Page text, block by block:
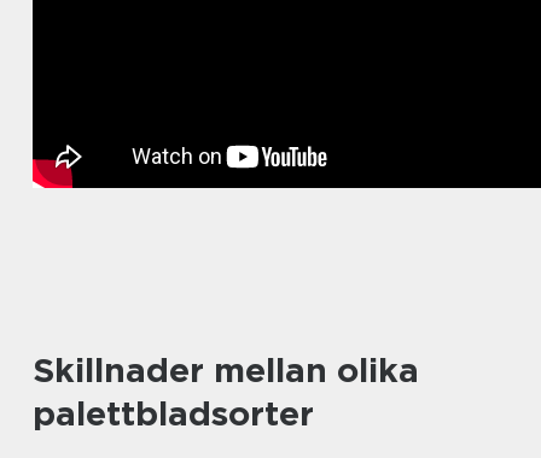
Skillnader mellan olika
palettbladsorter